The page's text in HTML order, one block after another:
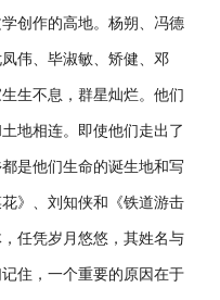
创作的高地。杨朔、冯德
伟、毕淑敏、矫健、邓
生不息，群星灿烂。他们
地相连。即使他们走出了
是他们生命的诞生地和写
》、刘知侠和《铁道游击
任凭岁月悠悠，其姓名与
住，一个重要的原因在于